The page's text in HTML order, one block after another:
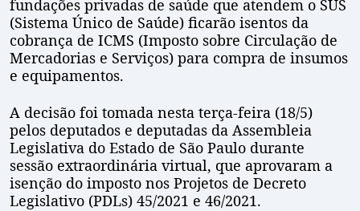
fundações privadas de saúde que atendem o SUS
(Sistema Único de Saúde) ficarão isentos da
cobrança de ICMS (Imposto sobre Circulação de
Mercadorias e Serviços) para compra de insumos
e equipamentos.
A decisão foi tomada nesta terça-feira (18/5)
pelos deputados e deputadas da Assembleia
Legislativa do Estado de São Paulo durante
sessão extraordinária virtual, que aprovaram a
isenção do imposto nos Projetos de Decreto
Legislativo (PDLs) 45/2021 e 46/2021.